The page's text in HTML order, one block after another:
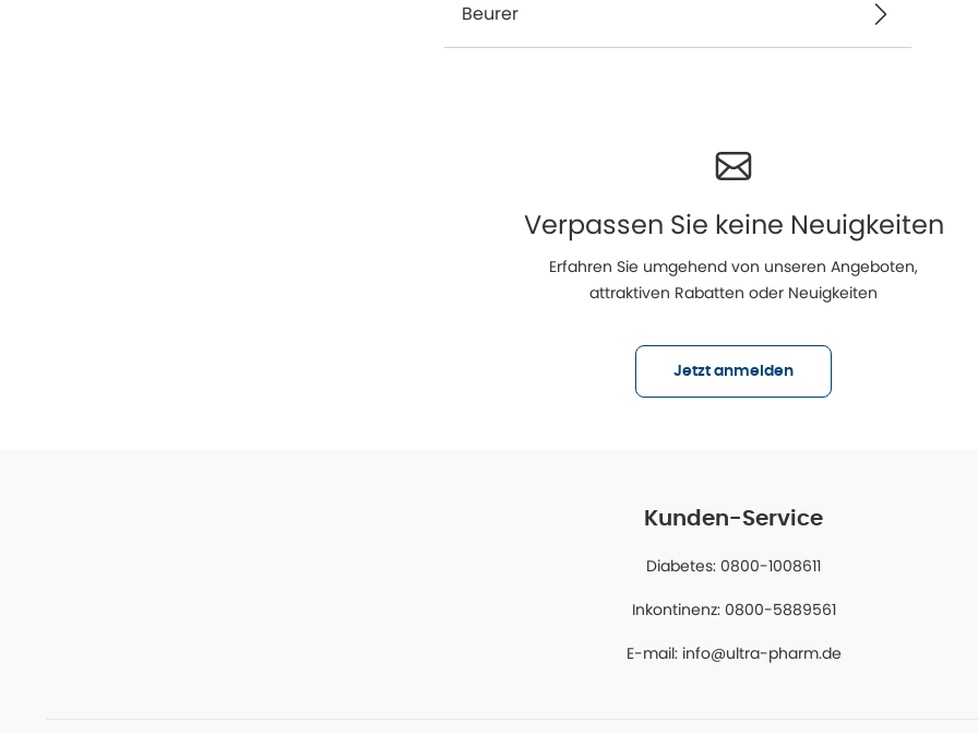
Beurer
Verpassen Sie keine Neuigkeiten
Erfahren Sie umgehend von unseren Angeboten,
attraktiven Rabatten oder Neuigkeiten
Jetzt anmelden
Kunden-Service
Diabetes: 0800-1008611
Inkontinenz: 0800-5889561
E-mail: info@ultra-pharm.de